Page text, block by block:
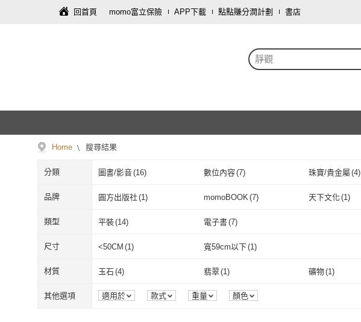
回首頁 momo富立保險 APP下載 點點賺分潤計劃 書店
靜觀
Home 搜尋結果
分類 圖書/影音(16) 數位內容(7) 珠寶/貴金屬 (4)
母嬰/童(1) 文具樂器(1) 傢俱(1)
品牌 圓方出版社(1) momoBOOK (7) 天下文化(1)
新自然主義 Faber-Castell
啟動文化 (1 主流出版(1)
YOLOMI
圓方出版社 momoBOOK
新自然主義 Faber-Castell
啟動文化 主流出版 楓書坊
YOLOMI )
類型 平裝(14) 電子書(7)
平裝 (14 電子書(7)
尺寸 <50CM (1) 寬59cm以下(1)
<50CM 寬59cm以下
材質 玉石(4) 翡翠 (1) 礦物(1)
玉石 (4 翡翠(1)
其他選項 適用於 款式 重量 顏色